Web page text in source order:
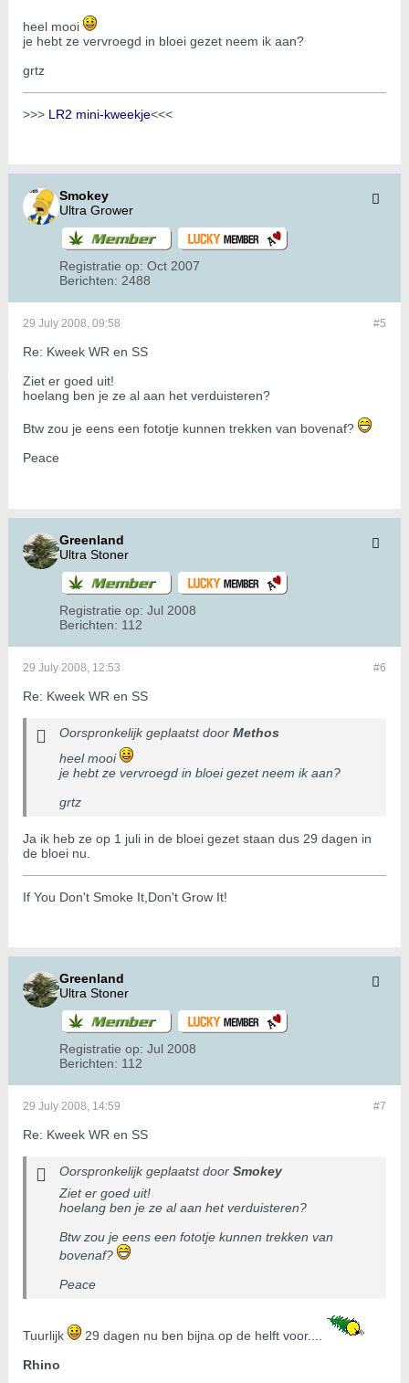
heel mooi
je hebt ze vervroegd in bloei gezet neem ik aan?
grtz
>>> LR2 mini-kweekje<<<
Smokey
Ultra Grower
Registratie op: Oct 2007
Berichten: 2488
#5
29 July 2008, 09:58
Re: Kweek WR en SS
Ziet er goed uit!
hoelang ben je ze al aan het verduisteren?
Btw zou je eens een fototje kunnen trekken van bovenaf?
Peace
Greenland
Ultra Stoner
Registratie op: Jul 2008
Berichten: 112
#6
29 July 2008, 12:53
Re: Kweek WR en SS
Oorspronkelijk geplaatst door Methos
heel mooi
je hebt ze vervroegd in bloei gezet neem ik aan?
grtz
Ja ik heb ze op 1 juli in de bloei gezet staan dus 29 dagen in
de bloei nu.
If You Don't Smoke It,Don't Grow It!
Greenland
Ultra Stoner
Registratie op: Jul 2008
Berichten: 112
#7
29 July 2008, 14:59
Re: Kweek WR en SS
Oorspronkelijk geplaatst door Smokey
Ziet er goed uit!
hoelang ben je ze al aan het verduisteren?
Btw zou je eens een fototje kunnen trekken van
bovenaf?
Peace
Tuurlijk
29 dagen nu ben bijna op de helft voor....
Rhino